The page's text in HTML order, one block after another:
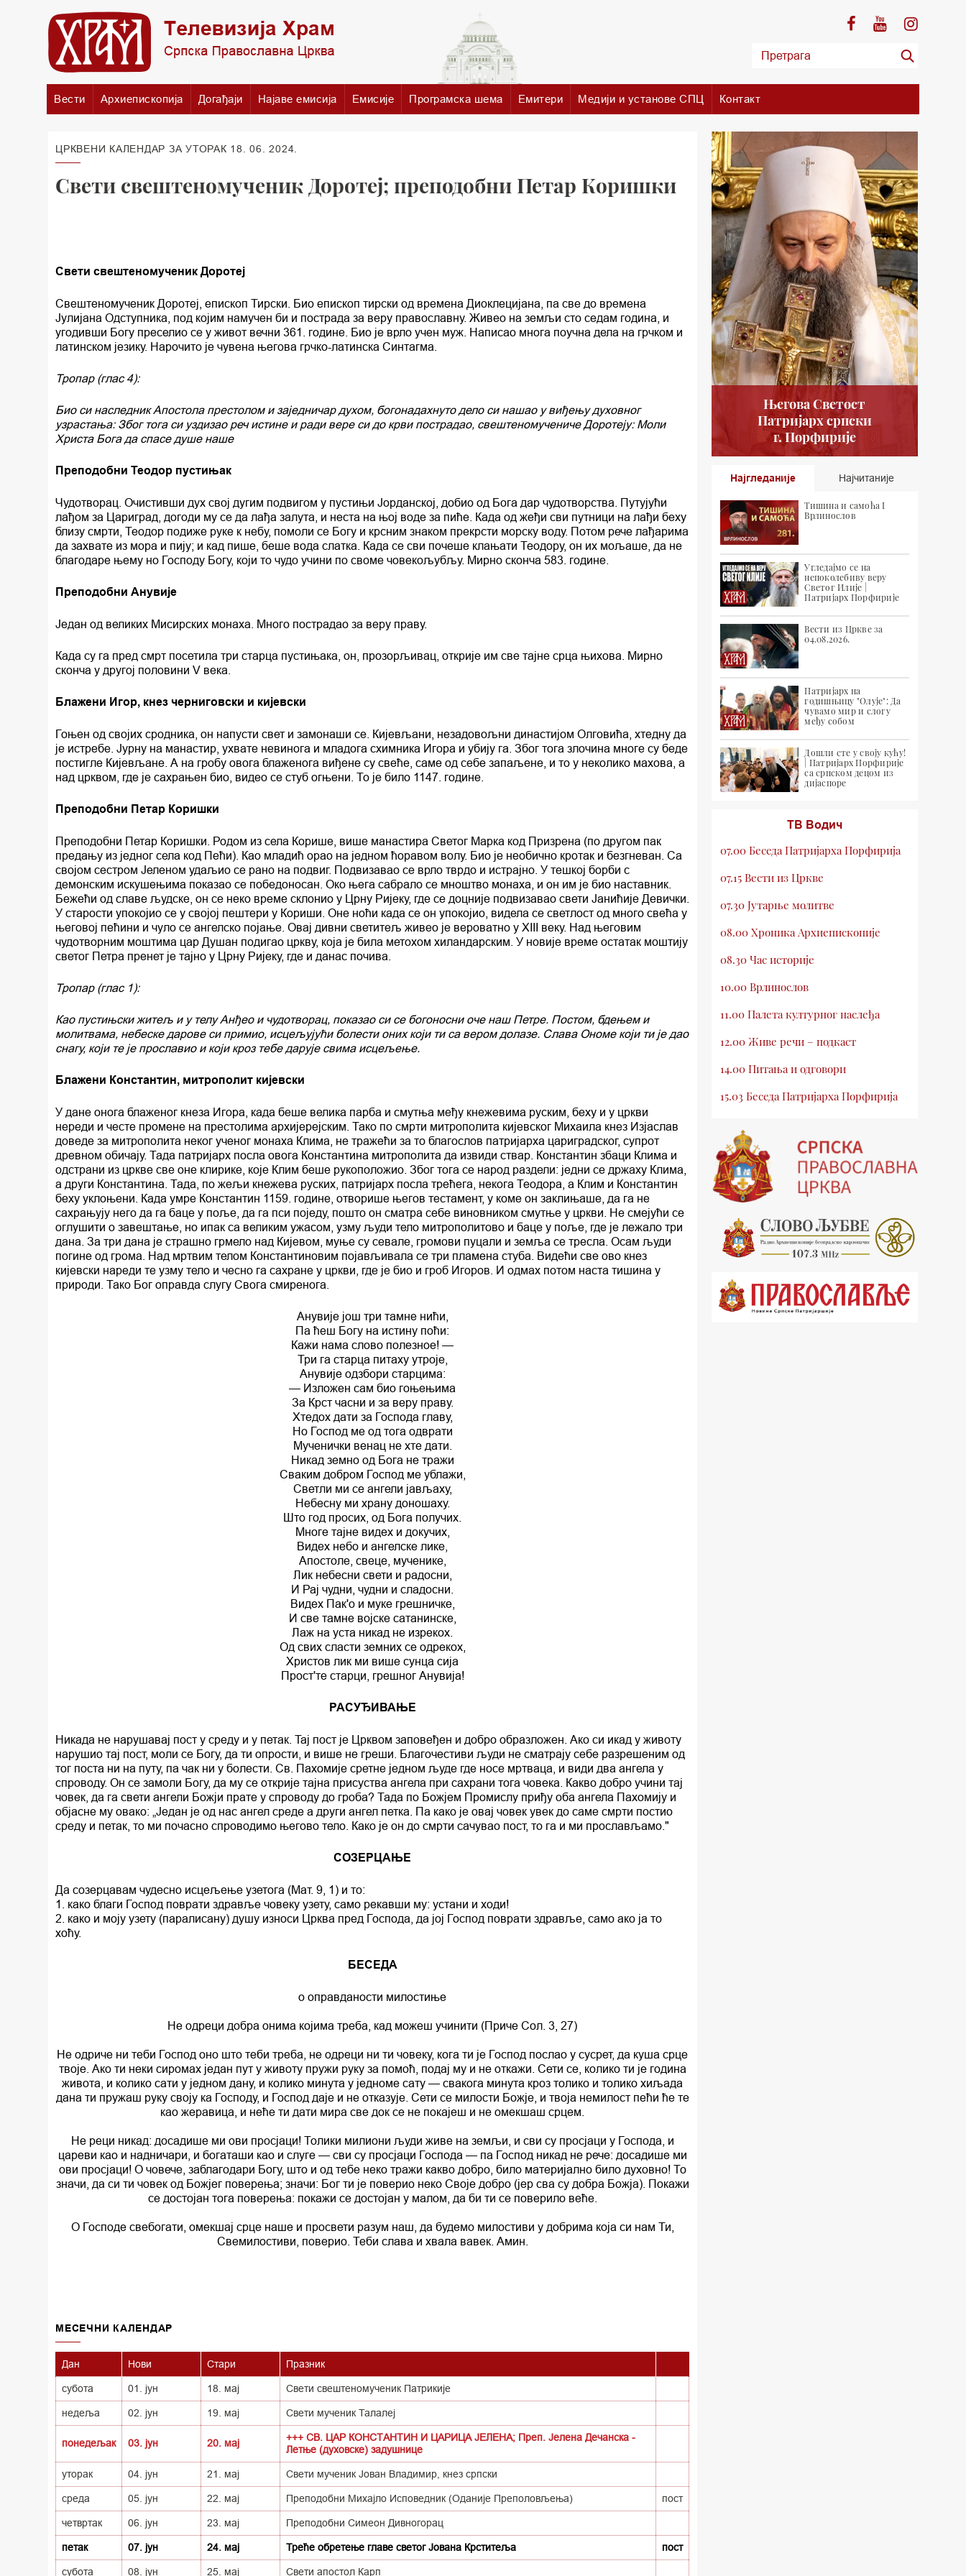
Вести Архиепископија Догађаји Најаве емисија Емисије Програмска шема Емитери Медији и установе СПЦ Контакт
ЦРКВЕНИ КАЛЕНДАР ЗА УТОРАК 18. 06. 2024.
Свети свештеномученик Доротеј; преподобни Петар Коришки
Свети свештеномученик Доротеј
Свештеномученик Доротеј, епископ Тирски. Био епископ тирски од времена Диоклецијана, па све до времена
Јулијана Одступника, под којим намучен би и пострада за веру православну. Живео на земљи сто седам година, и
угодивши Богу преселио се у живот вечни 361. године. Био је врло учен муж. Написао многа поучна дела на грчком и
латинском језику. Нарочито је чувена његова грчко-латинска Синтагма.
Тропар (глас 4):
Био си наследник Апостола престолом и заједничар духом, богонадахнуто дело си нашао у виђењу духовног
узрастања: Због тога си уздизао реч истине и ради вере си до крви пострадао, свештеномучениче Доротеју: Моли
Христа Бога да спасе душе наше
Преподобни Теодор пустињак
Чудотворац. Очистивши дух свој дугим подвигом у пустињи Јорданској, добио од Бога дар чудотворства. Путујући
лађом за Цариград, догоди му се да лађа залута, и неста на њој воде за пиће. Када од жеђи сви путници на лађи беху
близу смрти, Теодор подиже руке к небу, помоли се Богу и крсним знаком прекрсти морску воду. Потом рече лађарима
да захвате из мора и пију; и кад пише, беше вода слатка. Када се сви почеше клањати Теодору, он их мољаше, да не
благодаре њему но Господу Богу, који то чудо учини по своме човекољубљу. Мирно сконча 583. године.
Преподобни Анувије
Један од великих Мисирских монаха. Много пострадао за веру праву.
Када су га пред смрт посетила три старца пустињака, он, прозорљивац, открије им све тајне срца њихова. Мирно
сконча у другој половини V века.
Блажени Игор, кнез черниговски и кијевски
Гоњен од својих сродника, он напусти свет и замонаши се. Кијевљани, незадовољни династијом Олговића, хтедну да
је истребе. Јурну на манастир, ухвате невинога и младога схимника Игора и убију га. Због тога злочина многе су беде
постигле Кијевљане. А на гробу овога блаженога виђене су свеће, саме од себе запаљене, и то у неколико махова, а
над црквом, где је сахрањен био, видео се стуб огњени. То је било 1147. године.
Преподобни Петар Коришки
Преподобни Петар Коришки. Родом из села Корише, више манастира Светог Марка код Призрена (по другом пак
предању из једног села код Пећи). Као младић орао на једном ћоравом волу. Био је необично кротак и безгневан. Са
својом сестром Јеленом удаљио се рано на подвиг. Подвизавао се врло тврдо и истрајно. У тешкој борби с
демонским искушењима показао се победоносан. Око њега сабрало се мноштво монаха, и он им је био наставник.
Бежећи од славе људске, он се неко време склонио у Црну Ријеку, где се доцније подвизавао свети Јанићије Девички.
У старости упокојио се у својој пештери у Кориши. Оне ноћи када се он упокојио, видела се светлост од много свећа у
његовој пећини и чуло се ангелско појање. Овај дивни светитељ живео је вероватно у XIII веку. Над његовим
чудотворним моштима цар Душан подигао цркву, која је била метохом хиландарским. У новије време остатак моштију
светог Петра пренет је тајно у Црну Ријеку, где и данас почива.
Тропар (глас 1):
Као пустињски житељ и у телу Анђео и чудотворац, показао си се богоносни оче наш Петре. Постом, бдењем и
молитвама, небеске дарове си примио, исцељујући болести оних који ти са вером долазе. Слава Ономе који ти је дао
снагу, који те је прославио и који кроз тебе дарује свима исцељење.
Блажени Константин, митрополит кијевски
У дане онога блаженог кнеза Игора, када беше велика парба и смутња међу кнежевима руским, беху и у цркви
нереди и честе промене на престолима архијерејским. Тако по смрти митрополита кијевског Михаила кнез Изјаслав
доведе за митрополита неког ученог монаха Клима, не тражећи за то благослов патријарха цариградског, супрот
древном обичају. Тада патријарх посла овога Константина митрополита да извиди ствар. Константин збаци Клима и
одстрани из цркве све оне клирике, које Клим беше рукоположио. Због тога се народ раздели: једни се држаху Клима,
а други Константина. Тада, по жељи кнежева руских, патријарх посла трећега, некога Теодора, а Клим и Константин
беху уклоњени. Када умре Константин 1159. године, отворише његов тестамент, у коме он заклињаше, да га не
сахрањују него да га баце у поље, да га пси поједу, пошто он сматра себе виновником смутње у цркви. Не смејући се
оглушити о завештање, но ипак са великим ужасом, узму људи тело митрополитово и баце у поље, где је лежало три
дана. За три дана је страшно грмело над Кијевом, муње су севале, громови пуцали и земља се тресла. Осам људи
погине од грома. Над мртвим телом Константиновим појављивала се три пламена стуба. Видећи све ово кнез
кијевски нареди те узму тело и чесно га сахране у цркви, где је био и гроб Игоров. И одмах потом наста тишина у
природи. Тако Бог оправда слугу Свога смиренога.
Анувије још три тамне нићи,
Па ћеш Богу на истину поћи:
Кажи нама слово полезное! —
Три га старца питаху утроје,
Анувије одзбори старцима:
— Изложен сам био гоњењима
За Крст часни и за веру праву.
Хтедох дати за Господа главу,
Но Господ ме од тога одврати
Мученички венац не хте дати.
Никад земно од Бога не тражи
Сваким добром Господ ме ублажи,
Светли ми се ангели јављаху,
Небесну ми храну доношаху.
Што год просих, од Бога получих.
Многе тајне видех и докучих,
Видех небо и ангелске лике,
Апостоле, свеце, мученике,
Лик небесни свети и радосни,
И Рај чудни, чудни и сладосни.
Видех Пак'о и муке грешничке,
И све тамне војске сатанинске,
Лаж на уста никад не изрекох.
Од свих сласти земних се одрекох,
Христов лик ми више сунца сија
Прост'те старци, грешног Анувија!
РАСУЂИВАЊЕ
Никада не нарушавај пост у среду и у петак. Taj пост је Црквом заповеђен и добро образложен. Ако си икад у животу
нарушио тај пост, моли се Богу, да ти опрости, и више не греши. Благочестиви људи не сматрају себе разрешеним од
тог поста ни на путу, па чак ни у болести. Св. Пахомије сретне једном људе где носе мртваца, и види два ангела у
спроводу. Он се замоли Богу, да му се открије тајна присуства ангела при сахрани тога човека. Какво добро учини тај
човек, да га свети ангели Божји прате у спроводу до гроба? Тада по Божјем Промислу приђу оба ангела Пахомију и
објасне му овако: „Један је од нас ангел среде a други ангел петка. Па како је овај човек увек до саме смрти постио
среду и петак, то ми почасно спроводимо његово тело. Како је он до смрти сачувао пост, то га и ми прослављамо."
СОЗЕРЦАЊЕ
Да созерцавам чудесно исцељење узетога (Мат. 9, 1) и то:
1. како благи Господ поврати здравље човеку узету, само рекавши му: устани и ходи!
2. како и моју узету (паралисану) душу износи Црква пред Господа, да joj Господ поврати здравље, само ако ја то
хоћу.
БЕСЕДА
о оправданости милостиње
Не одреци добра онима којима треба, кад можеш учинити (Приче Сол. 3, 27)
Не одриче ни теби Господ оно што теби треба, не одреци ни ти човеку, кога ти је Господ послао у сусрет, да куша срце
твоје. Ако ти неки сиромах један пут у животу пружи руку за помоћ, подај му и не откажи. Сети се, колико ти је година
живота, и колико сати у једном дану, и колико минута у једноме сату — свакога минута кроз толико и толико хиљада
дана ти пружаш руку своју ка Господу, и Господ даје и не отказује. Сети се милости Божје, и твоја немилост пећи ће те
као жеравица, и неће ти дати мира све док се не покајеш и не омекшаш срцем.
Не реци никад: досадише ми ови просјаци! Толики милиони људи живе на земљи, и сви су просјаци у Господа, и
цареви као и надничари, и богаташи као и слуге — сви су просјаци Господа — па Господ никад не рече: досадише ми
ови просјаци! О човече, заблагодари Богу, што и од тебе неко тражи какво добро, било материјално било духовно! То
значи, да си ти човек од Божјег поверења; значи: Бог ти је поверио неко Своје добро (јер сва су добра Божја). Покажи
се достојан тога поверења: покажи се достојан у малом, да би ти се поверило веће.
О Господе свебогати, омекшај срце наше и просвети разум наш, да будемо милостиви у добрима која си нам Ти,
Свемилостиви, поверио. Теби слава и хвала вавек. Амин.
MECEЧНИ КАЛЕНДАР
Дан Нови Стари Празник
субота 01. јун 18. мај Свети свештеномученик Патрикије
недеља 02. јун 19. мај Свети мученик Талалеј
понедељак 03. јун 20. мај
+++ СВ. ЦАР КОНСТАНТИН И ЦАРИЦА ЈЕЛЕНА; Преп. Јелена Дечанска -
Летње (духовске) задушнице
уторак 04. јун 21. мај Свети мученик Јован Владимир, кнез српски
среда 05. јун 22. мај Преподобни Михајло Исповедник (Оданије Преполовљења) пост
четвртак 06. јун 23. мај Преподобни Симеон Дивногорац
петак 07. јун 24. мај Треће обретење главе светог Јована Крститеља пост
субота 08. јун 25. мај Свети апостол Карп
Његова Светост
Патријарх српски
г. Порфирије
Најгледаније Најчитаније
Тишина и самоћа I
Врлинослов
Угледајмо се на
непоколебиву веру
Светог Илије |
Патријарх Порфирије
Вести из Цркве за
04.08.2026.
Патријарх на
годишњицу "Олује": Да
чувамо мир и слогу
међу собом
Дошли сте у своју кућу!
| Патријарх Порфирије
са српском децом из
дијаспоре
ТВ Водич
07.00 Беседа Патријарха Порфирија
07.15 Вести из Цркве
07.30 Јутарње молитве
08.00 Хроника Архиепископије
08.30 Час историје
10.00 Врлинослов
11.00 Палета културног наслеђа
12.00 Живе речи – подкаст
14.00 Питања и одговори
15.03 Беседа Патријарха Порфирија
15.30 Млади у Цркви
16.03 Српски јерарси
16.30 Хроника Архиепископије
17.03 Фолклор магазин
17.30 Тврђаве Дунава
18.03 Кроз историју Београда
18.30 Врлинослов